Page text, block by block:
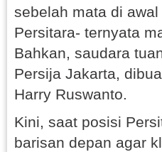
sebelah mata di
Persitara- ternyata
Bahkan, saudara
Persija Jakarta,
Harry Ruswanto.
Kini, saat posisi
barisan depan agar